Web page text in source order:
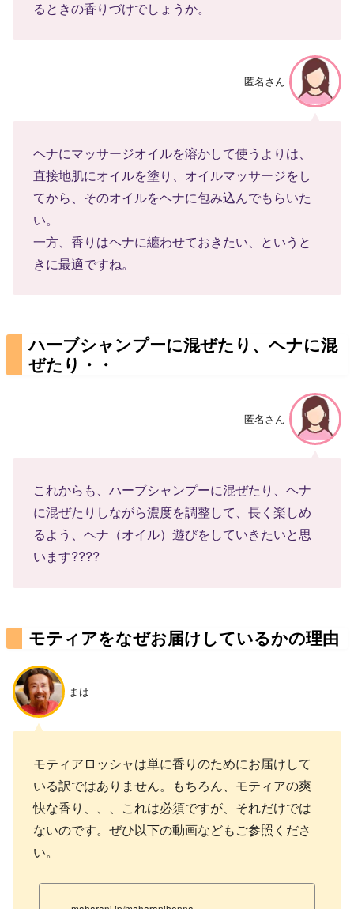
るときの香りづけでしょうか。
匿名さん
ヘナにマッサージオイルを溶かして使うよりは、
直接地肌にオイルを塗り、オイルマッサージをし
てから、そのオイルをヘナに包み込んでもらいた
い。
一方、香りはヘナに纏わせておきたい、というと
きに最適ですね。
ハーブシャンプーに混ぜたり、ヘナに混
ぜたり・・
匿名さん
これからも、ハーブシャンプーに混ぜたり、ヘナ
に混ぜたりしながら濃度を調整して、長く楽しめ
るよう、ヘナ（オイル）遊びをしていきたいと思
います????
モティアをなぜお届けしているかの理由
まは
モティアロッシャは単に香りのためにお届けして
いる訳ではありません。もちろん、モティアの爽
快な香り、、、これは必須ですが、それだけでは
ないのです。ぜひ以下の動画などもご参照くださ
い。